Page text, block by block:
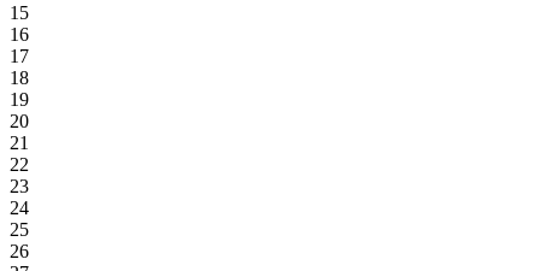
15
16
17
18
19
20
21
22
23
24
25
26